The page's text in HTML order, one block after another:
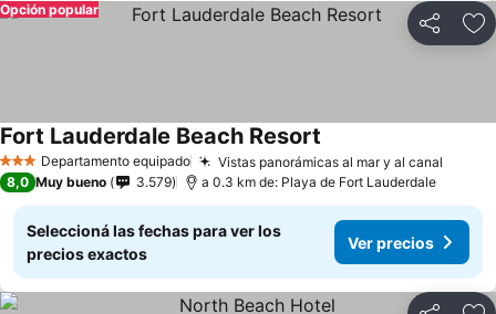
Compartir
Opción popular
3 EstrellasDepartamento equipado Vistas panorámicas al mar y al canal
Fort Lauderdale Beach Resort
8,0 Muy bueno 3.579 a 0.3 km de: Playa de Fort Lauderdale
Seleccioná las fechas para ver los
precios exactos
Ver precios